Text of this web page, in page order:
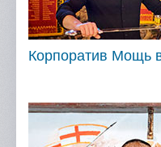
Корпоратив Мощь